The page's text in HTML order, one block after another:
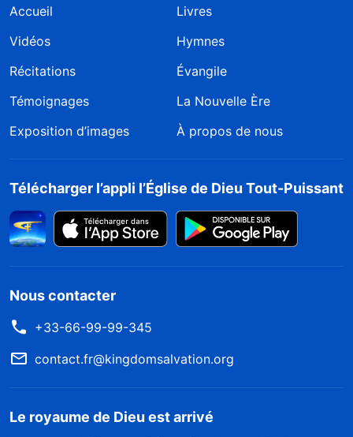
Accueil
Livres
Vidéos
Hymnes
Récitations
Évangile
Témoignages
La Nouvelle Ère
Exposition d’images
À propos de nous
Télécharger l’appli l’Église de Dieu Tout-Puissant
Nous contacter
+33-66-99-99-345
contact.fr@kingdomsalvation.org
Le royaume de Dieu est arrivé